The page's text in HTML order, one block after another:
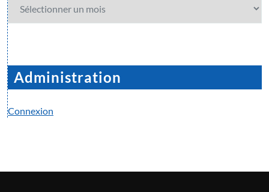
Administration
Connexion